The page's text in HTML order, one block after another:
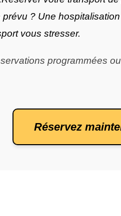
? Une
vous stresser.
programmées
Réservez